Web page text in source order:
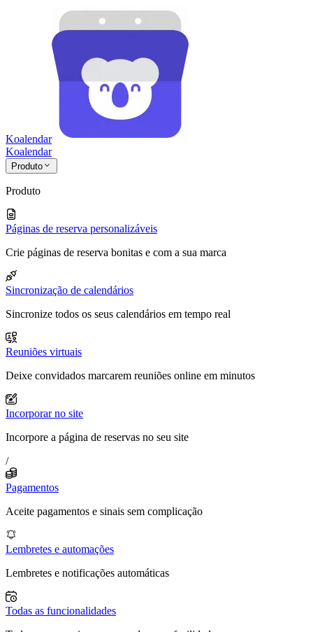
Koalendar
Koalendar
Produto
Produto
Páginas de reserva personalizáveis
Crie páginas de reserva bonitas e com a sua marca
Sincronização de calendários
Sincronize todos os seus calendários em tempo real
Reuniões virtuais
Deixe convidados marcarem reuniões online em minutos
Incorporar no site
Incorpore a página de reservas no seu site
/
Pagamentos
Aceite pagamentos e sinais sem complicação
Lembretes e automações
Lembretes e notificações automáticas
Todas as funcionalidades